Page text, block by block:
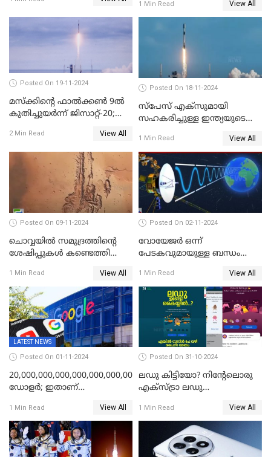
ഈ മാസം 21ന് കൊച്ചിയിൽ
ആരംഭിക്കും
1 Min Read View All
Posted On 19-11-2024
മസ്‌ക്കിന്റെ ഫാല്‍ക്കണ്‍ 9ൽ
കുതിച്ചുയർന്ന് ജിസാറ്റ്-20;
2 Min Read View All
Posted On 18-11-2024
സ്‌പേസ് എക്‌സുമായി
സഹകരിച്ചുള്ള ഇന്ത്യയുടെ
നാളെ
1 Min Read View All
Posted On 09-11-2024
ചൊവ്വയില്‍ സമുദ്രത്തിന്റെ
ശേഷിപ്പുകള്‍ കണ്ടെത്തി
1 Min Read View All
Posted On 02-11-2024
വോയേജര്‍ ഒന്ന്
പേടകവുമായുള്ള ബന്ധം
1 Min Read View All
LATEST NEWS
Posted On 01-11-2024
20,000,000,000,000,000,000,000,000,000,000,000
ഡോളര്‍; ഇതാണ്
ചാനലുകൾ യൂട്യൂബ്
തടഞ്ഞതാണ് കാരണം; കണ്ണ്
തള്ളി ഗൂഗിള്‍
1 Min Read View All
Posted On 31-10-2024
ലഡു കിട്ടിയോ? നിന്റേലൊരു
എക്സ്ട്രാ ലഡു
എല്ലായിടത്തും ഇതേ
പറയാനുള്ളു! ട്രെൻഡിങ്ങായി
ഗൂഗിൾ പേ ദീപാവലി ഓഫർ
1 Min Read View All